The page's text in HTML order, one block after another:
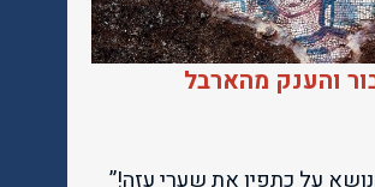
והענק מהארבל
על כתפיו את שערי עזה!”